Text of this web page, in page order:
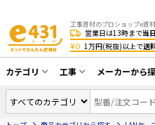
営業日は13時まで当
¥0 1万円(税抜)以上で送
カテゴリ
同軸ケーブル／テレビ用接栓
工事
CATV・アンテ
メーカーから